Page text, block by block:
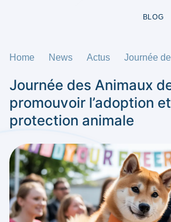
BLOG
Home News Actus
Journée des Animaux
promouvoir l’adoption
protection animale